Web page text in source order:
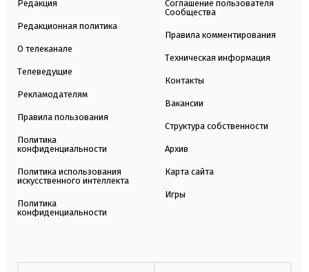
Редакция
Редакционная политика
О телеканале
Телеведущие
Рекламодателям
Правила пользования
Политика
конфиденциальности
Политика использования
искусственного интеллекта
Политика
конфиденциальности
Соглашение пользователя
Сообщества
Правила комментирования
Техническая информация
Контакты
Вакансии
Структура собственности
Архив
Карта сайта
Игры